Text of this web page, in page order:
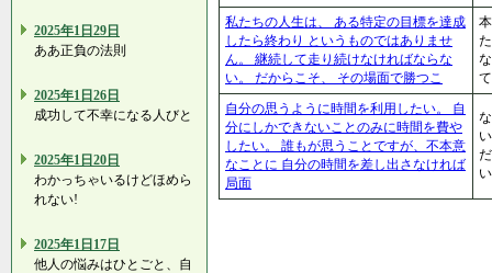
2025年1日29日
ああ正負の法則
2025年1日26日
成功して不幸になる人びと
2025年1日20日
わかっちゃいるけどほめら
れない!
2025年1日17日
他人の悩みはひとごと、自
私たちの人生は、 ある特定の目標を達成
したら終わり というものではありませ
ん。 継続して走り続けなければならな
い。 だからこそ、 その場面で勝つこ
自分の思うように時間を利用したい。 自
分にしかできないことのみに時間を費や
したい。 誰もが思うことですが、不本意
なことに 自分の時間を差し出さなければ
局面